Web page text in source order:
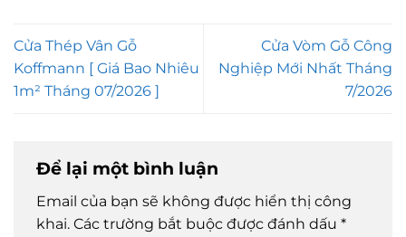
Cửa Thép Vân Gỗ
Koffmann [ Giá Bao Nhiêu
1m² Tháng 07/2026 ]
Cửa Vòm Gỗ Công
Nghiệp Mới Nhất Tháng
7/2026
Để lại một bình luận
Email của bạn sẽ không được hiển thị công
khai. Các trường bắt buộc được đánh dấu *